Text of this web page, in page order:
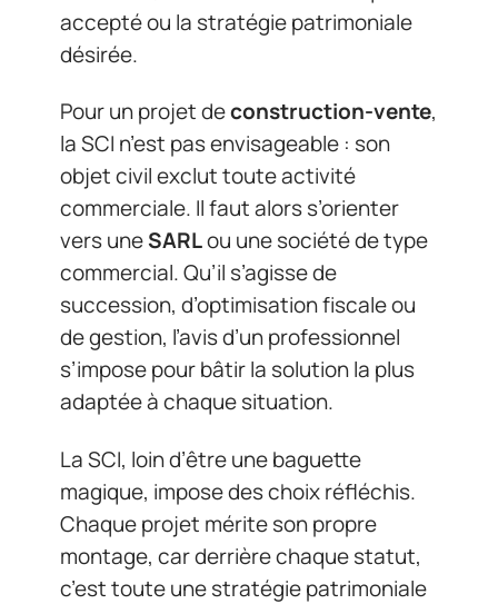
accepté ou la stratégie patrimoniale
désirée.
Pour un projet deconstruction-vente,
la SCI n’est pas envisageable : son
objet civil exclut toute activité
commerciale. Il faut alors s’orienter
vers uneSARLou une société de type
commercial. Qu’il s’agisse de
succession, d’optimisation fiscale ou
de gestion, l’avis d’un professionnel
s’impose pour bâtir la solution la plus
adaptée à chaque situation.
La SCI, loin d’être une baguette
magique, impose des choix réfléchis.
Chaque projet mérite son propre
montage, car derrière chaque statut,
c’est toute une stratégie patrimoniale